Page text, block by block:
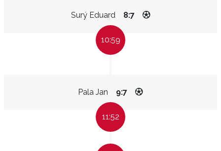
Surý Eduard 8:7
10:59
Pala Jan 9:7
11:52